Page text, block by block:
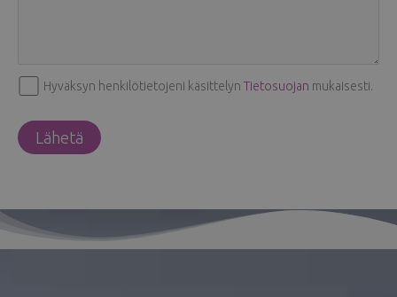
Hyväksyn henkilötietojeni käsittelynTietosuojan mukaisesti.